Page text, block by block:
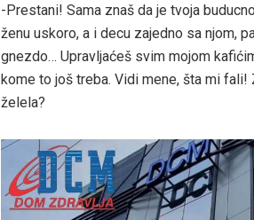
-Prestani! Sama znaš da je tvoja
ženu uskoro, a i decu zajedno sa njom,
gnezdo… Upravljaćeš svim mojom
kome to još treba. Vidi mene, šta mi
želela?